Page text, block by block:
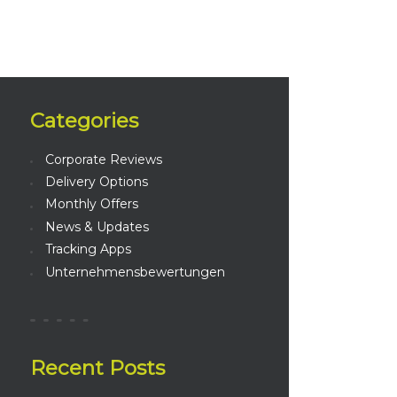
Categories
Corporate Reviews
Delivery Options
Monthly Offers
News & Updates
Tracking Apps
Unternehmensbewertungen
Recent Posts